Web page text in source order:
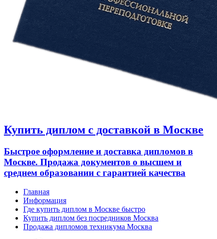
Купить диплом с доставкой в Москве
Быстрое оформление и доставка дипломов в
Москве. Продажа документов о высшем и
среднем образовании с гарантией качества
Главная
Информация
Где купить диплом в Москве быстро
Купить диплом без посредников Москва
Продажа дипломов техникума Москва